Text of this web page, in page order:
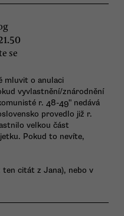
se
mluvit o anulaci
vyvlastnění/znárodnění
r. 48-49" nedává
provedlo již r.
velkou část
Pokud to nevíte,
ten citát z Jana), nebo v